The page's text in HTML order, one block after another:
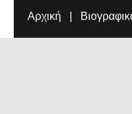
Αρχική